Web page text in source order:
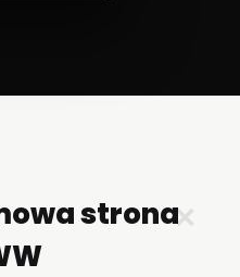
✕
strona